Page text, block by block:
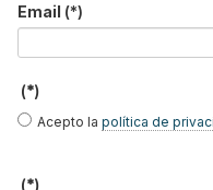
durante la revolución
aparición del hormigón
fabricación en serie y
Email (*)
(*)
Acepto la política de
(*)